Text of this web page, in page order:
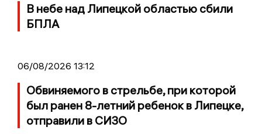
В небе над Липецкой областью сбили
БПЛА
06/08/2026 13:12
Обвиняемого в стрельбе, при которой
был ранен 8-летний ребенок в Липецке,
отправили в СИЗО